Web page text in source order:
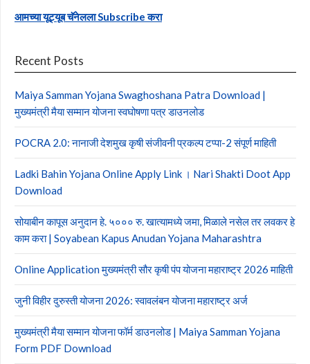
आमच्या यूट्यूब चॅनेलला Subscribe करा
Recent Posts
Maiya Samman Yojana Swaghoshana Patra Download |
मुख्यमंत्री मैया सम्मान योजना स्वघोषणा पत्र डाउनलोड
POCRA 2.0: नानाजी देशमुख कृषी संजीवनी प्रकल्प टप्पा-2 संपूर्ण माहिती
Ladki Bahin Yojana Online Apply Link । Nari Shakti Doot App
Download
सोयाबीन कापूस अनुदान हे. ५००० रु. खात्यामध्ये जमा, मिळाले नसेल तर लवकर हे
काम करा | Soyabean Kapus Anudan Yojana Maharashtra
Online Application मुख्यमंत्री सौर कृषी पंप योजना महाराष्ट्र 2026 माहिती
जुनी विहीर दुरुस्ती योजना 2026: स्वावलंबन योजना महाराष्ट्र अर्ज
मुख्यमंत्री मैया सम्मान योजना फॉर्म डाउनलोड | Maiya Samman Yojana
Form PDF Download